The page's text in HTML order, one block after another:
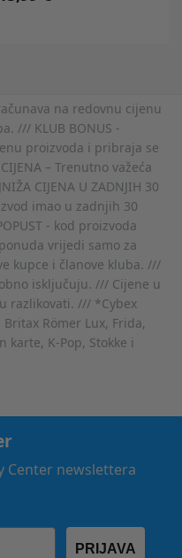
na redovnu cijenu
/// KLUB BONUS -
proizvoda i pribraja se
– Trenutno važeća
CIJENA U ZADNJIH 30
imao u zadnjih 30
- kod proizvoda
vrijedi samo za
kupce i članove kluba. ///
isključuju. /// Cijene u
razlikovati. /// *Cybex
Römer Lux, Frida,
karte, K-Pop, Stokke i
Center newslettera
PRIJAVA